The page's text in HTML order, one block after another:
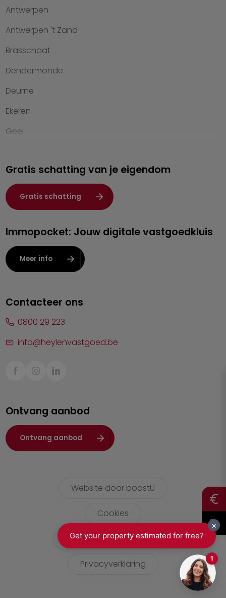
Kennis van wonen
Kantoren
Veelgestelde vragen
Werken bij Heylen Vastgoed
Contact
Antwerpen
Antwerpen 't Zand
Brasschaat
Dendermonde
Deurne
Ekeren
Geel
Hasselt
Heist-op-den-Berg
Herentals
Kalmthout
Leuven
Lier
Sint-Truiden
Waasland
Wuustwezel
Zoersel
Gratis schatting van je eigendom
Gratis schatting
Immopocket: Jouw digitale vastgoedkluis
Meer info
Contacteer ons
0800 29 223
info@heylenvastgoed.be
Ontvang aanbod
Ontvang aanbod
Website door boostU
Cookies
gebruikersvoorwaarden
Privacyverklaring